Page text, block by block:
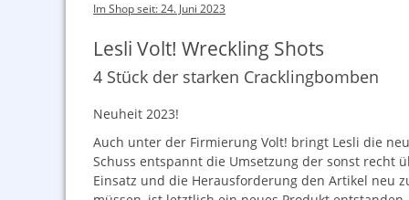
Im Shop seit: 24. Juni 2023
Lesli Volt! Wreckling Shots
4 Stück der starken Cracklingbomben
Neuheit 2023!
Auch unter der Firmierung Volt! bringt Lesli die
Schuss entspannt die Umsetzung der sonst recht
Einsatz und die Herausforderung den Artikel neu